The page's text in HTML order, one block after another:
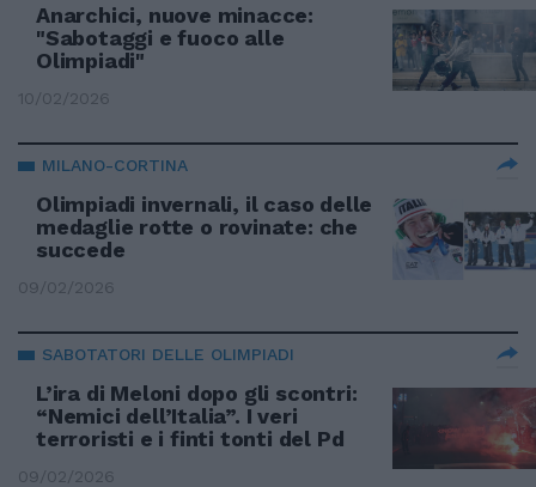
Anarchici, nuove minacce:
"Sabotaggi e fuoco alle
Olimpiadi"
10/02/2026
MILANO-CORTINA
Olimpiadi invernali, il caso delle
medaglie rotte o rovinate: che
succede
09/02/2026
SABOTATORI DELLE OLIMPIADI
L’ira di Meloni dopo gli scontri:
“Nemici dell’Italia”. I veri
terroristi e i finti tonti del Pd
09/02/2026